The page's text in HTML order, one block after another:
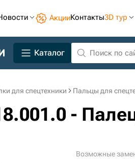
АкцииКонтакты3D тур
Каталог
для спецтехники Пальцы для
-
Возможные